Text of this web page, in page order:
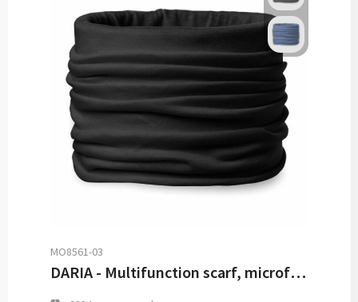
MO8561-03
DARIA - Multifunction scarf, microfiber